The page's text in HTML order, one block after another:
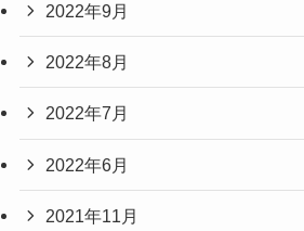
2022年9月
2022年8月
2022年7月
2022年6月
2021年11月